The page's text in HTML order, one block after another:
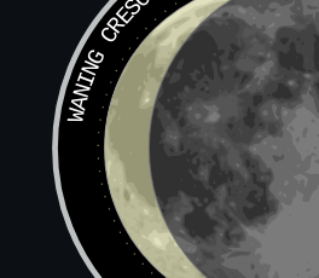
奴犯主有制
土星行限原怕计，只要
限行至此无大祸，他
煞星剋命限凶
剋命之星真可畏，命宫
WANING CRESCENT